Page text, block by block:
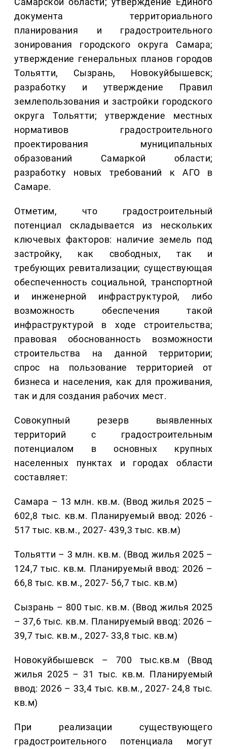
документа территориального
планирования и градостроительного
зонирования городского округа Самара;
утверждение генеральных планов городов
Тольятти, Сызрань, Новокуйбышевск;
разработку и утверждение Правил
землепользования и застройки городского
округа Тольятти; утверждение местных
нормативов градостроительного
проектирования муниципальных
образований Самаркой области;
разработку новых требований к АГО в
Самаре.
Отметим, что градостроительный
потенциал складывается из нескольких
ключевых факторов: наличие земель под
застройку, как свободных, так и
требующих ревитализации; существующая
обеспеченность социальной, транспортной
и инженерной инфраструктурой, либо
возможность обеспечения такой
инфраструктурой в ходе строительства;
правовая обоснованность возможности
строительства на данной территории;
спрос на пользование территорией от
бизнеса и населения, как для проживания,
так и для создания рабочих мест.
Совокупный резерв выявленных
территорий с градостроительным
потенциалом в основных крупных
населенных пунктах и городах области
составляет:
Самара – 13 млн. кв.м. (Ввод жилья 2025 –
602,8 тыс. кв.м. Планируемый ввод: 2026 -
517 тыс. кв.м., 2027- 439,3 тыс. кв.м)
Тольятти – 3 млн. кв.м. (Ввод жилья 2025 –
124,7 тыс. кв.м. Планируемый ввод: 2026 –
66,8 тыс. кв.м., 2027- 56,7 тыс. кв.м)
Сызрань – 800 тыс. кв.м. (Ввод жилья 2025
– 37,6 тыс. кв.м. Планируемый ввод: 2026 –
39,7 тыс. кв.м., 2027- 33,8 тыс. кв.м)
Новокуйбышевск – 700 тыс.кв.м (Ввод
жилья 2025 – 31 тыс. кв.м. Планируемый
ввод: 2026 – 33,4 тыс. кв.м., 2027- 24,8 тыс.
кв.м)
При реализации существующего
градостроительного потенциала могут